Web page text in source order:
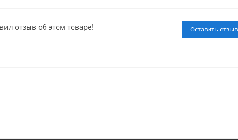
Оставить отзыв
отзыв об этом товаре!